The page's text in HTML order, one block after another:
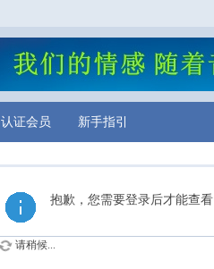
认证会员 新手指引
抱歉，您需要登录后才能查看
请稍候...